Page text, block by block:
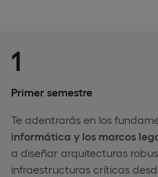
1
Primer semestre
Te adentrarás en los
informática y los marcos
a diseñar arquitecturas
infraestructuras críticas